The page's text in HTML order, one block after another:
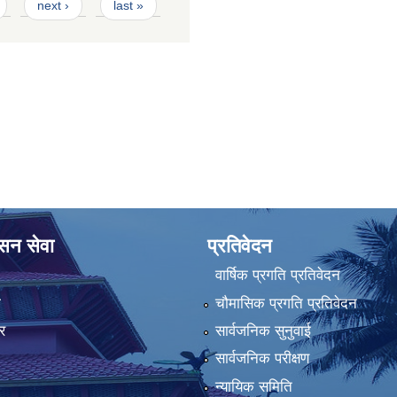
next › last »
सेवा प्रतिवेदन
वार्षिक प्रगति प्रतिवेदन
चौमासिक प्रगति प्रतिवेदन
सार्वजनिक सुनुवाई
सार्वजनिक परीक्षण
न्यायिक समिति